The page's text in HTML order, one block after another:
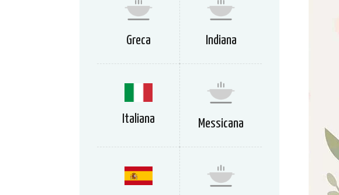
Greca Indiana
Italiana Messicana